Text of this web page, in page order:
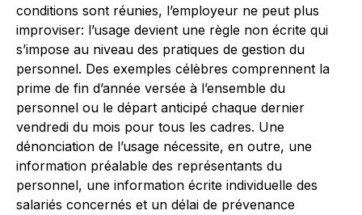
conditions sont réunies, l’employeur ne peut plus
improviser: l’usage devient une règle non écrite qui
s’impose au niveau des pratiques de gestion du
personnel. Des exemples célèbres comprennent la
prime de fin d’année versée à l’ensemble du
personnel ou le départ anticipé chaque dernier
vendredi du mois pour tous les cadres. Une
dénonciation de l’usage nécessite, en outre, une
information préalable des représentants du
personnel, une information écrite individuelle des
salariés concernés et un délai de prévenance